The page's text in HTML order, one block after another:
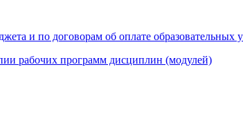
и по договорам об оплате образовательных
рабочих программ дисциплин (модулей)